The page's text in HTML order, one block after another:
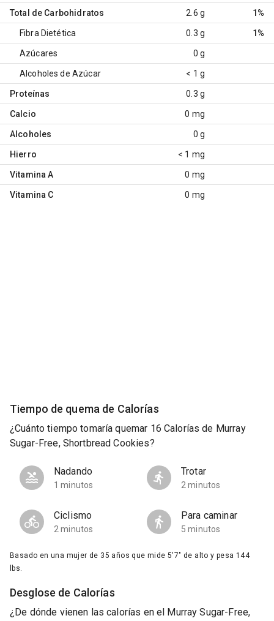
Total de Carbohidratos 2.6 g 1%
Fibra Dietética 0.3 g 1%
Azúcares 0 g
Alcoholes de Azúcar < 1 g
Proteínas 0.3 g
Calcio 0 mg
Alcoholes 0 g
Hierro < 1 mg
Vitamina A 0 mg
Vitamina C 0 mg
Tiempo de quema de Calorías
¿Cuánto tiempo tomaría quemar 16 Calorías de Murray
Sugar-Free, Shortbread Cookies?
Nadando
1 minutos
Trotar
2 minutos
Ciclismo
2 minutos
Para caminar
5 minutos
Basado en una mujer de 35 años que mide 5'7" de alto y pesa 144
lbs.
Desglose de Calorías
¿De dónde vienen las calorías en el Murray Sugar-Free,